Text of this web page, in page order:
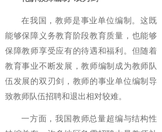
在我国，教师是事业单位编制。这既
能够保障义务教育阶段教育质量，也能够
保障教师享受应有的待遇和福利。但随着
教育事业不断发展，教师编制成为教师队
伍发展的双刃剑，教师的事业单位编制导
致教师队伍招聘和退出相对较难。
一方面，我国教师总量超编与结构性